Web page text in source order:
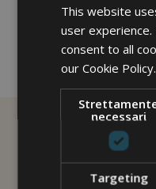
No image description ...
This website
user
consent to all
our Cookie Policy.
necessari
Targeting